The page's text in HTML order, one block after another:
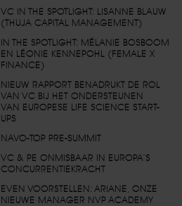
VC IN THE SPOTLIGHT: LISANNE BLAUW
(THUJA CAPITAL MANAGEMENT)
IN THE SPOTLIGHT: MÉLANIE BOSBOOM
EN LÉONIE KENNEPOHL (FEMALE X
FINANCE)
NIEUW RAPPORT BENADRUKT DE ROL
VAN VC BIJ HET ONDERSTEUNEN
VAN EUROPESE LIFE SCIENCE START-
UPS
NAVO-TOP PRE-SUMMIT
VC & PE ONMISBAAR IN EUROPA’S
CONCURRENTIEKRACHT
EVEN VOORSTELLEN: ARIANE, ONZE
NIEUWE MANAGER NVP ACADEMY